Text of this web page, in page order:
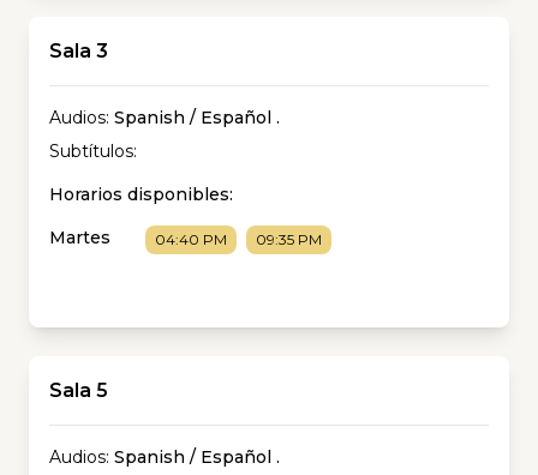
Sala 3
Audios: Spanish / Español .
Subtítulos:
Horarios disponibles:
Martes
04:40 PM 09:35 PM
Sala 5
Audios: Spanish / Español .